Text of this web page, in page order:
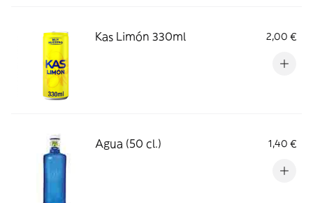
Kas Limón 330ml 2,00 €
Agua (50 cl.) 1,40 €